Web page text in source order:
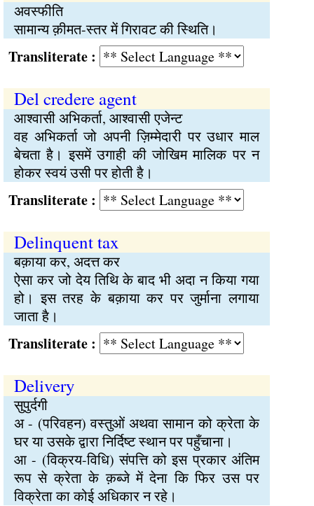
अवस्फीति
सामान्य क़ीमत-स्तर में गिरावट की स्थिति।
:
Del credere agent
आश्वासी अभिकर्ता, आश्वासी एजेन्ट
वह अभिकर्ता जो अपनी ज़िम्मेदारी पर उधार माल
बेचता है। इसमें उगाही की जोखिम मालिक पर न
होकर स्वयं उसी पर होती है।
:
Delinquent tax
बक़ाया कर, अदत्त कर
ऐसा कर जो देय तिथि के बाद भी अदा न किया गया
हो। इस तरह के बक़ाया कर पर जुर्माना लगाया
जाता है।
:
Delivery
सुपुर्दगी
अ - (परिवहन) वस्तुओं अथवा सामान को क्रेता के
घर या उसके द्वारा निर्दिष्ट स्थान पर पहुँचाना।
आ - (विक्रय-विधि) संपत्ति को इस प्रकार अंतिम
रूप से क्रेता के क़ब्जे में देना कि फिर उस पर
विक्रेता का कोई अधिकार न रहे।